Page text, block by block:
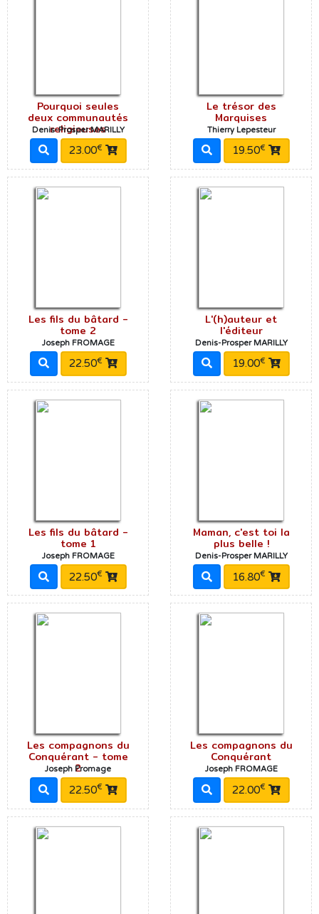
Pourquoi seules
deux communautés
religieuses
Denis-Prosper MARILLY
23.00€
Le trésor des
Marquises
Thierry Lepesteur
19.50€
Les fils du bâtard -
tome 2
Joseph FROMAGE
22.50€
L'(h)auteur et
l'éditeur
Denis-Prosper MARILLY
19.00€
Les fils du bâtard -
tome 1
Joseph FROMAGE
22.50€
Maman, c'est toi la
plus belle !
Denis-Prosper MARILLY
16.80€
Les compagnons du
Conquérant - tome
2
Joseph Fromage
22.50€
Les compagnons du
Conquérant
Joseph FROMAGE
22.00€